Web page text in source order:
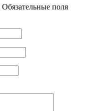
Обязательные поля